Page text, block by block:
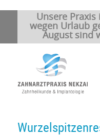
Unsere Praxis
wegen Urlaub
August sind